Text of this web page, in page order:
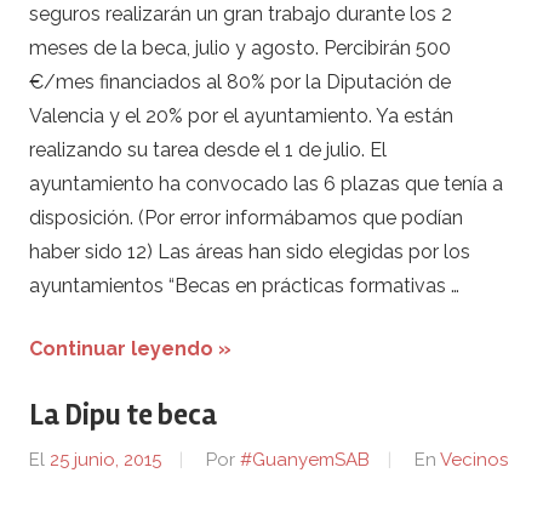
seguros realizarán un gran trabajo durante los 2
meses de la beca, julio y agosto. Percibirán 500
€/mes financiados al 80% por la Diputación de
Valencia y el 20% por el ayuntamiento. Ya están
realizando su tarea desde el 1 de julio. El
ayuntamiento ha convocado las 6 plazas que tenía a
disposición. (Por error informábamos que podían
haber sido 12) Las áreas han sido elegidas por los
ayuntamientos “Becas en prácticas formativas …
Continuar leyendo »
La Dipu te beca
El 25 junio, 2015 Por #GuanyemSAB En Vecinos